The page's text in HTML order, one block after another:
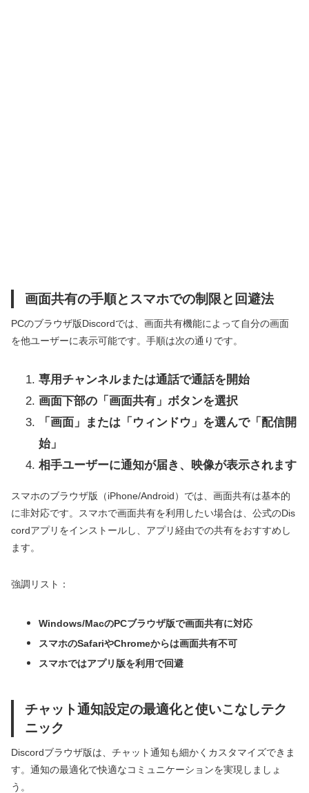
画面共有の手順とスマホでの制限と回避法
PCのブラウザ版Discordでは、画面共有機能によって自分の画面
を他ユーザーに表示可能です。手順は次の通りです。
専用チャンネルまたは通話で通話を開始
画面下部の「画面共有」ボタンを選択
「画面」または「ウィンドウ」を選んで「配信開
始」
相手ユーザーに通知が届き、映像が表示されます
スマホのブラウザ版（iPhone/Android）では、画面共有は基本的
に非対応です。スマホで画面共有を利用したい場合は、公式のDis
cordアプリをインストールし、アプリ経由での共有をおすすめし
ます。
強調リスト：
Windows/MacのPCブラウザ版で画面共有に対応
スマホのSafariやChromeからは画面共有不可
スマホではアプリ版を利用で回避
チャット通知設定の最適化と使いこなしテク
ニック
Discordブラウザ版は、チャット通知も細かくカスタマイズできま
す。通知の最適化で快適なコミュニケーションを実現しましょ
う。